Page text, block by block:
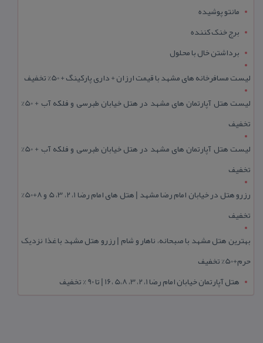
مانتو پوشیده
برج خنک کننده
برداشتن خال با محلول
لیست مسافرخانه های مشهد با قیمت ارزان + داری پارکینگ + 50% تخفیف
لیست هتل آپارتمان های مشهد در هتل خیابان طبرسی و فلکه آب + 50%
تخفیف
لیست هتل آپارتمان های مشهد در هتل خیابان طبرسی و فلکه آب + 50%
تخفیف
رزرو هتل در خیابان امام رضا مشهد | هتل‌ های امام رضا 1، 2، 3، 5 و 8+50%
تخفیف
بهترین هتل مشهد با صبحانه، ناهار و شام | رزرو هتل مشهد با غذا نزدیک
حرم+50% تخفیف
هتل آپارتمان خیابان امام رضا 1، 2، 3، 5،8 ،16 | تا 90 % تخفیف